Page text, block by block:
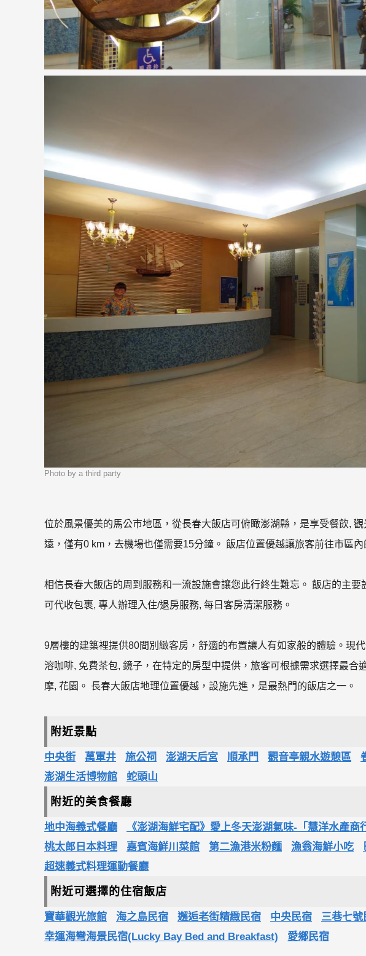
Photo by a third party
位於風景優美的馬公市地區，從長春大飯店可俯瞰澎湖縣，是享受餐飲,
遠，僅有0 km，去機場也僅需要15分鐘。 飯店位置優越讓旅客前往市區
相信長春大飯店的周到服務和一流設施會讓您此行終生難忘。 飯店的主
可代收包裹, 專人辦理入住/退房服務, 每日客房清潔服務。
9層樓的建築裡提供80間別緻客房，舒適的布置讓人有如家般的體驗。現
溶咖啡, 免費茶包, 鏡子，在特定的房型中提供，旅客可根據需求選擇最合
摩, 花園。 長春大飯店地理位置優越，設施先進，是最熱門的飯店之一。
附近景點
中央街 萬軍井 施公祠 澎湖天后宮 順承門 觀音亭親水遊憩區
澎湖生活博物館
蛇頭山
附近的美食餐廳
地中海義式餐廳
《澎湖海鮮宅配》愛上冬天澎湖氣味-「慧洋水產
桃太郎日本料理
嘉賓海鮮川菜館 第二漁港米粉麵 漁翁海鮮小吃
超速義式料理運動餐廳
附近可選擇的住宿飯店
寶華觀光旅館 海之島民宿 邂逅老街精緻民宿 中央民宿 三巷七號
幸運海彎海景民宿(Lucky Bay Bed and Breakfast)
愛鄉民宿